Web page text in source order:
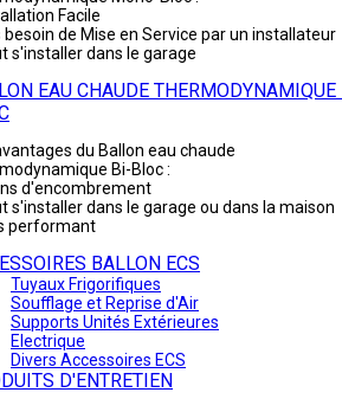
Facile
besoin de Mise en Service par un installateur
s'installer dans le garage
EAU CHAUDE
du Ballon eau chaude
Bi-Bloc :
d'encombrement
s'installer dans le garage ou dans la maison
performant
BALLON ECS
Tuyaux Frigorifiques
Soufflage et Reprise d'Air
Supports Unités Extérieures
Electrique
Divers Accessoires ECS
D'ENTRETIEN